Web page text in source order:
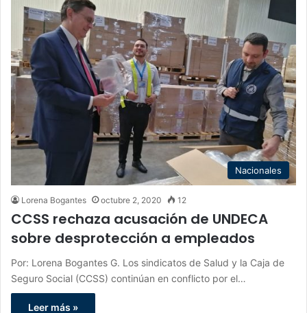
Nacionales
Lorena Bogantes octubre 2, 2020 12
CCSS rechaza acusación de UNDECA
sobre desprotección a empleados
Por: Lorena Bogantes G. Los sindicatos de Salud y la Caja de
Seguro Social (CCSS) continúan en conflicto por el…
Leer más »